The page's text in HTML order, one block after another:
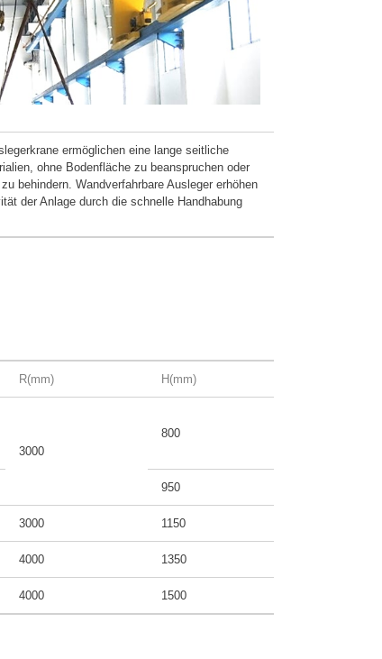
ermöglichen eine lange seitliche
ohne Bodenfläche zu beanspruchen oder
behindern. Wandverfahrbare Ausleger erhöhen
der Anlage durch die schnelle Handhabung
R(mm) H(mm)
3000
800
950
3000 1150
4000 1350
4000 1500